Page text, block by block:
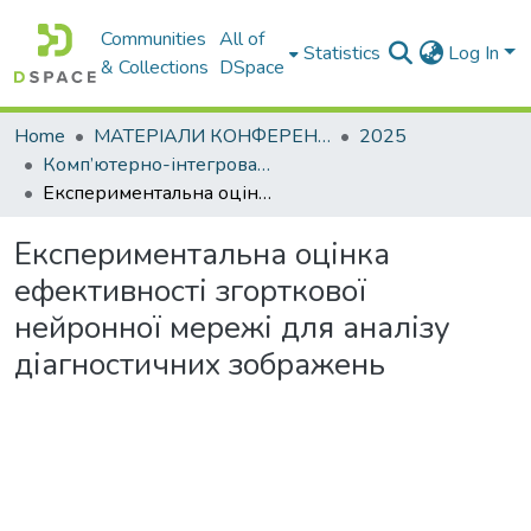
Communities
& Collections
All of
DSpace
Statistics Log In
Home МАТЕРІАЛИ КОНФЕРЕНЦІЙ
2025
Комп’ютерно-інтегровані технології автоматизації технологічних процесів на транспорті та у виробництві
Експериментальна оцінка ефективності згорткової нейронної мережі для аналізу діагностичних зображень
Експериментальна оцінка
ефективності згорткової
нейронної мережі для аналізу
діагностичних зображень